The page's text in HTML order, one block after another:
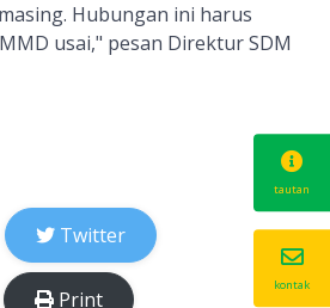
Hubungan ini harus
usai," pesan Direktur SDM
Twitter
Print
tautan
kontak